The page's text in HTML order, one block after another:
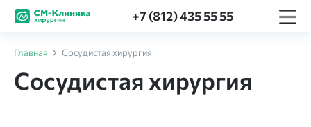
+7 (812) 435 55 55
Главная Сосудистая хирургия
Сосудистая хирургия